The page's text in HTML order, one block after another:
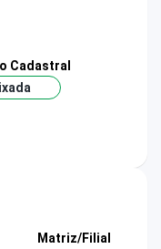
Cadastral
Matriz/Filial